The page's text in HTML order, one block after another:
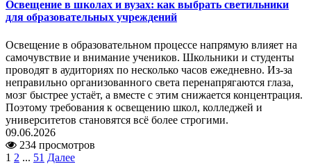
Освещение в школах и вузах: как выбрать светильники
для образовательных учреждений
Освещение в образовательном процессе напрямую влияет на
самочувствие и внимание учеников. Школьники и студенты
проводят в аудиториях по несколько часов ежедневно. Из-за
неправильно организованного света перенапрягаются глаза,
мозг быстрее устаёт, а вместе с этим снижается концентрация.
Поэтому требования к освещению школ, колледжей и
университетов становятся всё более строгими.
09.06.2026
234 просмотров
1 2 ... 51 Далее